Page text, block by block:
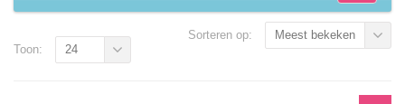
Sorteren op: Meest bekeken
Toon: 24